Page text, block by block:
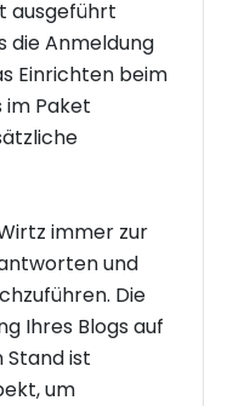
ausgeführt
die Anmeldung
Einrichten beim
Paket
immer zur
und
Die
Ihres Blogs auf
ist
um